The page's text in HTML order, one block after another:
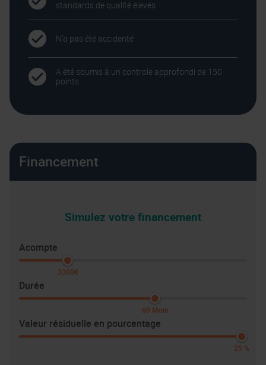
standards de qualité élevés
N’a pas été accidenté
A été soumis à un controle approfondi de 150
points
Financement
Simulez votre financement
Acompte
3300€
Durée
60 Mois
Valeur résiduelle en pourcentage
25 %